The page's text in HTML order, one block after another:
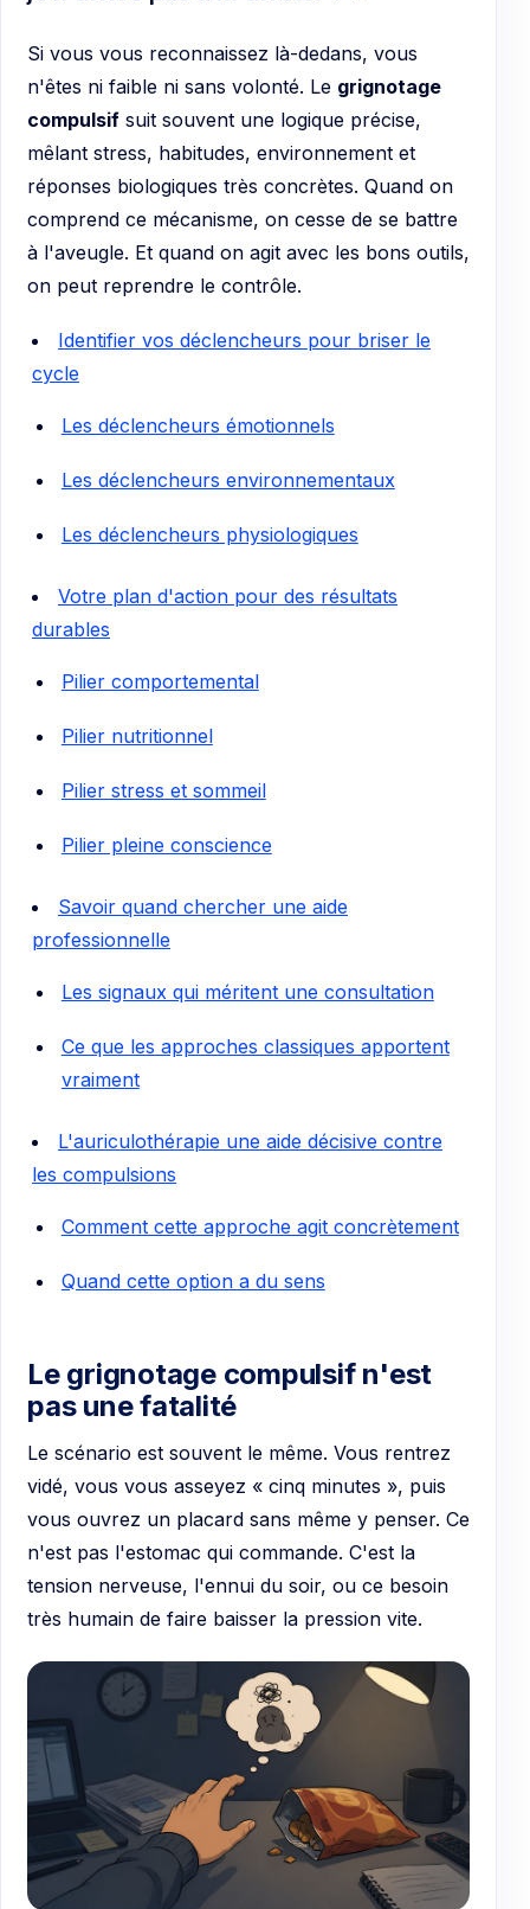
Si vous vous reconnaissez là-dedans, vous
n'êtes ni faible ni sans volonté. Le grignotage
compulsif suit souvent une logique précise,
mêlant stress, habitudes, environnement et
réponses biologiques très concrètes. Quand on
comprend ce mécanisme, on cesse de se battre
à l'aveugle. Et quand on agit avec les bons outils,
on peut reprendre le contrôle.
Identifier vos déclencheurs pour briser le
cycle
Les déclencheurs émotionnels
Les déclencheurs environnementaux
Les déclencheurs physiologiques
Votre plan d'action pour des résultats
durables
Pilier comportemental
Pilier nutritionnel
Pilier stress et sommeil
Pilier pleine conscience
Savoir quand chercher une aide
professionnelle
Les signaux qui méritent une consultation
Ce que les approches classiques apportent
vraiment
L'auriculothérapie une aide décisive contre
les compulsions
Comment cette approche agit concrètement
Quand cette option a du sens
Le grignotage compulsif n'est
pas une fatalité
Le scénario est souvent le même. Vous rentrez
vidé, vous vous asseyez « cinq minutes », puis
vous ouvrez un placard sans même y penser. Ce
n'est pas l'estomac qui commande. C'est la
tension nerveuse, l'ennui du soir, ou ce besoin
très humain de faire baisser la pression vite.